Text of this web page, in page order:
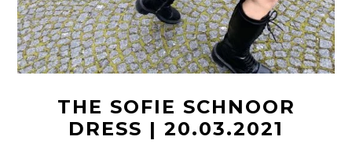
THE SOFIE SCHNOOR
DRESS | 20.03.2021